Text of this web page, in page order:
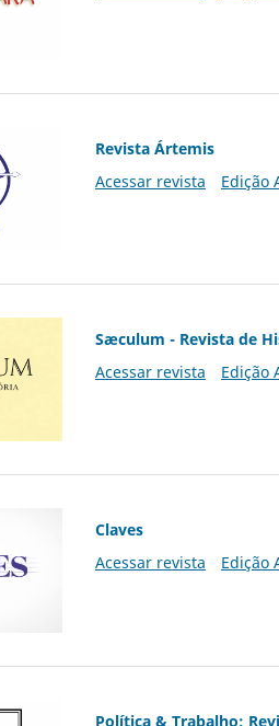
Revista Ártemis
Acessar revista
Edição
Sæculum - Revista de
Acessar revista
Edição
Claves
Acessar revista
Edição
Política & Trabalho: